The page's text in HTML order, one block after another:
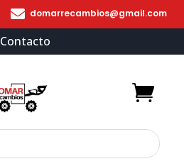
 domarrecambios@gmail.com
Contacto